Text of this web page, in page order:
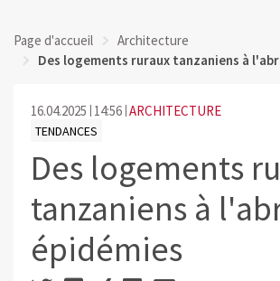
Page d'accueil
Architecture
Des logements ruraux tanzaniens à
16.04.2025 14:56 ARCHITECTURE
TENDANCES
Des logements
tanzaniens à
épidémies